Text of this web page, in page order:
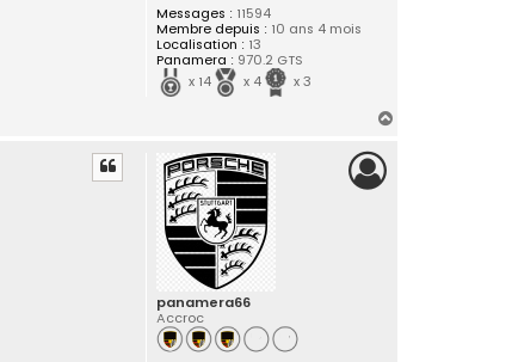
Messages : 11594
Membre depuis : 10 ans 4 mois
Localisation : 13
Panamera : 970.2 GTS
x 14
x 4 x 3
panamera66
Accroc